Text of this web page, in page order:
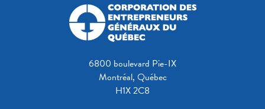
6800 boulevard Pie-IX
Montréal, Québec
H1X 2C8